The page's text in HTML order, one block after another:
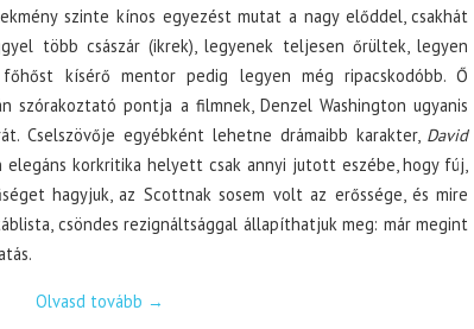
szinte kínos egyezést mutat a nagy előddel, csakhát
több császár (ikrek), legyenek teljesen őrültek, legyen
kísérő mentor pedig legyen még ripacskodóbb. Ő
szórakoztató pontja a filmnek, Denzel Washington ugyanis
Cselszövője egyébként lehetne drámaibb karakter, David
korkritika helyett csak annyi jutott eszébe, hogy fúj,
hagyjuk, az Scottnak sosem volt az erőssége, és mire
csöndes rezignáltsággal állapíthatjuk meg: már megint
Olvasd tovább →